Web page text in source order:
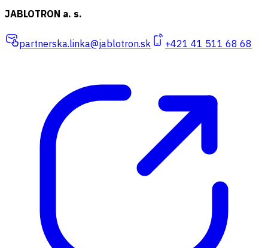
JABLOTRON a. s.
partnerska.linka@jablotron.sk +421 41 511 68 68